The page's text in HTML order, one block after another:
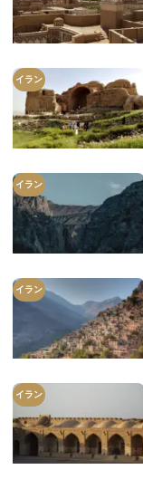
イラン
イラン
イラン
イラン